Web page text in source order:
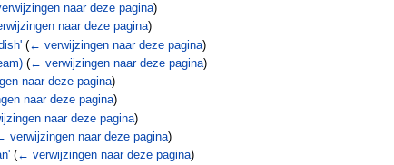
naar deze pagina)
naar deze pagina)
(← verwijzingen naar deze pagina)
(← verwijzingen naar deze pagina)
naar deze pagina)
naar deze pagina)
naar deze pagina)
verwijzingen naar deze pagina)
(← verwijzingen naar deze pagina)